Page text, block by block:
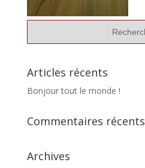
Articles récents
Bonjour tout le monde !
Commentaires récents
Archives